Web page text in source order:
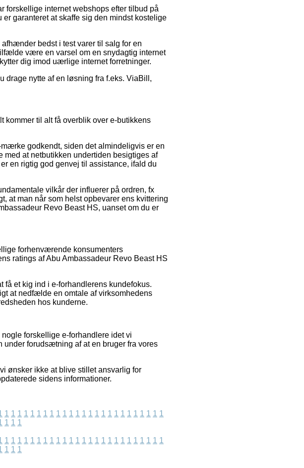
forskellige internet webshops efter tilbud på
garanteret at skaffe sig den mindst kostelige
bedst i test varer til salg for en
være en varsel om en snydagtig internet
dig imod uærlige internet forretninger.
drage nytte af en løsning fra f.eks. ViaBill,
kommer til alt få overblik over e-butikkens
godkendt, siden det almindeligvis er en
med at netbutikken undertiden besigtiges af
en rigtig god genvej til assistance, ifald du
vilkår der influerer på ordren, fx
at man når som helst opbevarer ens kvittering
Revo Beast HS, uanset om du er
forhenværende konsumenters
ratings af Abu Ambassadeur Revo Beast HS
et kig ind i e-forhandlerens kundefokus.
at nedfælde en omtale af virksomhedens
hos kunderne.
forskellige e-forhandlere idet vi
forudsætning af at en bruger fra vores
ønsker ikke at blive stillet ansvarlig for
sidens informationer.
1 1 1 1 1 1 1 1 1 1 1 1 1 1 1 1 1 1 1 1 1 1 1 1 1
1 1 1
1 1 1 1 1 1 1 1 1 1 1 1 1 1 1 1 1 1 1 1 1 1 1 1 1
1 1 1